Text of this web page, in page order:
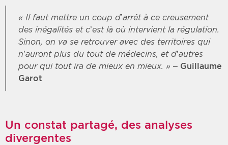
« Il faut mettre un coup d’arrêt à ce creusement
des inégalités et c’est là où intervient la régulation.
Sinon, on va se retrouver avec des territoires qui
n’auront plus du tout de médecins, et d’autres
pour qui tout ira de mieux en mieux. » – Guillaume
Garot
Un constat partagé, des analyses
divergentes